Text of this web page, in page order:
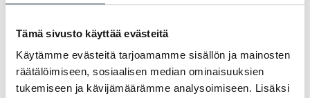
Tämä sivusto käyttää evästeitä
Käytämme evästeitä tarjoamamme sisällön ja mainosten
räätälöimiseen, sosiaalisen median ominaisuuksien
tukemiseen ja kävijämäärämme analysoimiseen. Lisäksi